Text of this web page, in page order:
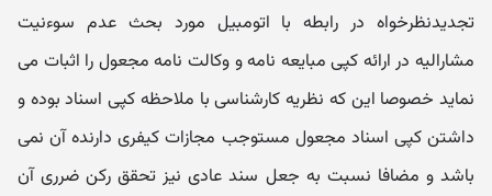
تجدیدنظرخواه در رابطه با اتومبیل مورد بحث عدم سوءنیت
مشارالیه در ارائه کپی مبایعه نامه و وکالت نامه مجعول را اثبات می
نماید خصوصا این که نظریه کارشناسی با ملاحظه کپی اسناد بوده و
داشتن کپی اسناد مجعول مستوجب مجازات کیفری دارنده آن نمی
باشد و مضافا نسبت به جعل سند عادی نیز تحقق رکن ضرری آن